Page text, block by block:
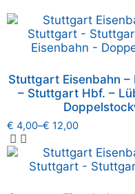
Stuttgart Eisenbahn –
– Stuttgart Hbf. –
€ 4,00–€ 12,00